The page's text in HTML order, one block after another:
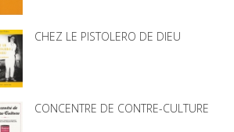
CHEZ LE PISTOLERO DE DIEU
CONCENTRE DE CONTRE-CULTURE